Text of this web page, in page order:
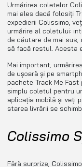
Urmărirea coletelor
mai ales dacă folosiți
expedierii Colissimo,
urmărire al coletului:
de căutare de mai sus,
să facă restul. Acesta
Mai important,
de ușoară și pe
pachete Track Me Fast
simplu coletul pentru
aplicația mobilă și veți
starea livrării se
Colissimo
Fără surprize,